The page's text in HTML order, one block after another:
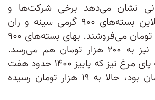
نشان می‌دهد برخی شرکت‌ها و
فروشگاه‌های آنلاین بسته‌های ۹۰۰ گرمی سینه و ران
مرغ را ۱۷۶ هزار تومان می‌فروشند. بهای بسته‌های ۹۰۰
گرمی فیله مرغ نیز به ۲۰۰ هزار تومان هم می‌رسد.
قیمت یک بسته پای مرغ نیز که پاییز ۱۴۰۰ حدود هفت
هزار و ۳۰۰ تومان بود، حالا به ۱۹ هزار تومان رسیده